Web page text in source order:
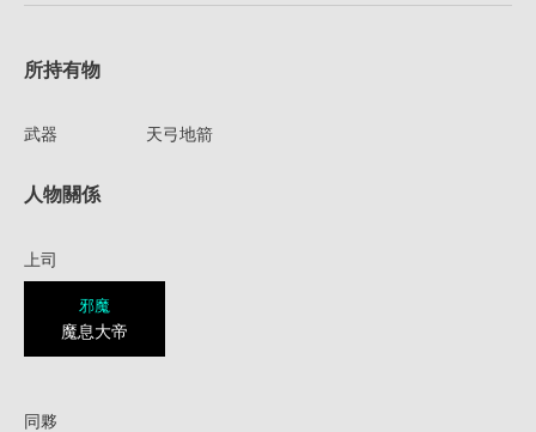
所持有物
武器 天弓地箭
人物關係
上司
邪魔
魔息大帝
同夥